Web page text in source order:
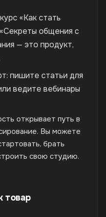
«Как стать
общения с
— это продукт,
пишите статьи для
ведите вебинары
открывает путь в
Вы можете
брать
свою студию.
товар